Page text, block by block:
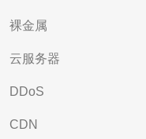
裸金属
云服务器
DDoS
CDN